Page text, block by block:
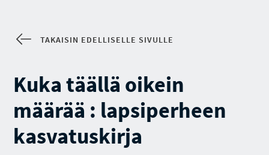
TAKAISIN EDELLISELLE SIVULLE
Kuka täällä oikein
määrää : lapsiperheen
kasvatuskirja